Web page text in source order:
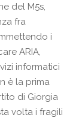
del M5s,
fra
i
ARIA,
informatici
è la prima
di Giorgia
volta i fragili